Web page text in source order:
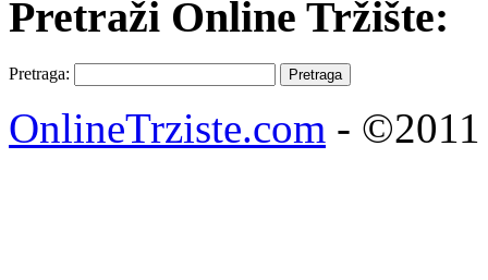
Pretraži Online Tržište:
Pretraga:
OnlineTrziste.com - ©2011